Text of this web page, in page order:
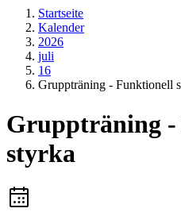
Startseite
Kalender
2026
juli
16
Gruppträning - Funktionell
Gruppträning
styrka